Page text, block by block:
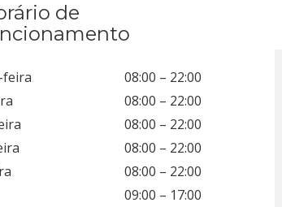
de
feira 08:00 – 22:00
08:00 – 22:00
08:00 – 22:00
08:00 – 22:00
08:00 – 22:00
09:00 – 17:00